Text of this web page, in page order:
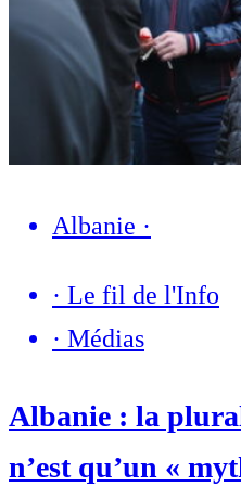
Albanie ·
· Le fil de l'Info
· Médias
Albanie : la
n’est qu’un «